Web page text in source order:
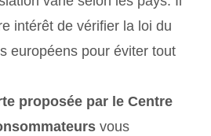
intérêt de vérifier la loi du
européens pour éviter tout
proposée par le Centre
vous